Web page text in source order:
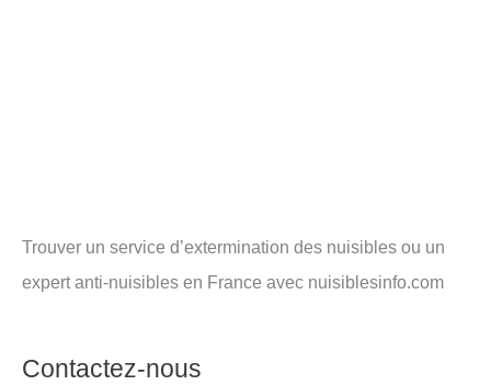
Trouver un service d’extermination des nuisibles ou un
expert anti-nuisibles en France avec nuisiblesinfo.com
Contactez-nous